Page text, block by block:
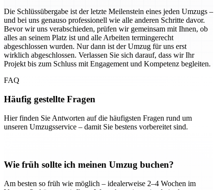
Die Schlüssübergabe ist der letzte Meilenstein eines jeden Umzugs –
und bei uns genauso professionell wie alle anderen Schritte davor.
Bevor wir uns verabschieden, prüfen wir gemeinsam mit Ihnen, ob
alles an seinem Platz ist und alle Arbeiten termingerecht
abgeschlossen wurden. Nur dann ist der Umzug für uns erst
wirklich abgeschlossen. Verlassen Sie sich darauf, dass wir Ihr
Projekt bis zum Schluss mit Engagement und Kompetenz begleiten.
FAQ
Häufig gestellte Fragen
Hier finden Sie Antworten auf die häufigsten Fragen rund um
unseren Umzugsservice – damit Sie bestens vorbereitet sind.
Wie früh sollte ich meinen Umzug buchen?
Am besten so früh wie möglich – idealerweise 2–4 Wochen im